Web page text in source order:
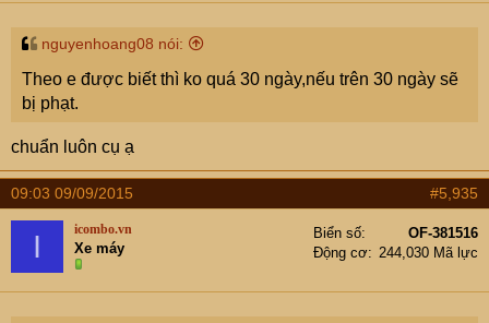
nguyenhoang08 nói:
Theo e được biết thì ko quá 30 ngày,nếu trên 30 ngày sẽ
bị phạt.
chuẩn luôn cụ ạ
09:03 09/09/2015 #5,935
I icombo.vn
Xe máy
Biển số
OF-381516
Động cơ
244,030 Mã lực